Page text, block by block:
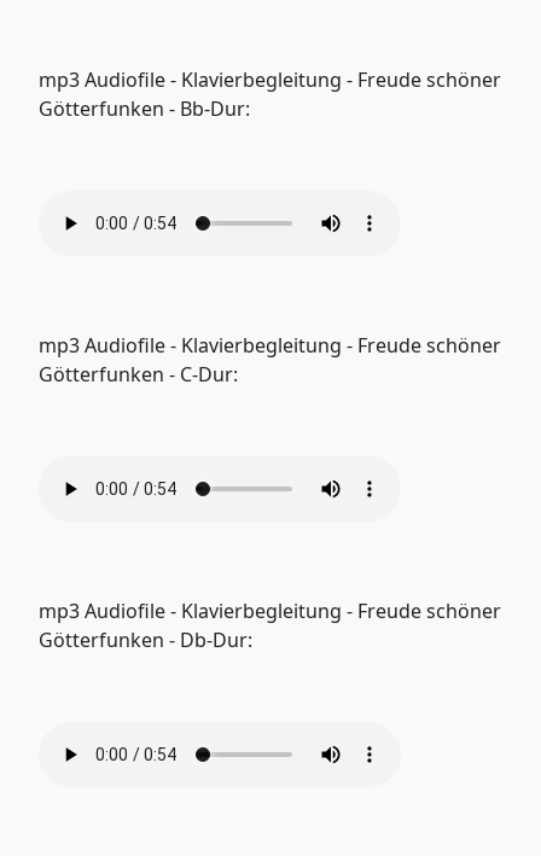
mp3 Audiofile - Klavierbegleitung - Freude schöner
Götterfunken - Bb-Dur:
mp3 Audiofile - Klavierbegleitung - Freude schöner
Götterfunken - C-Dur:
mp3 Audiofile - Klavierbegleitung - Freude schöner
Götterfunken - Db-Dur: